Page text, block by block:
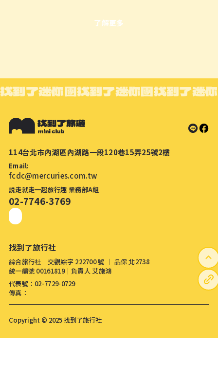
了解更多
找到了迷你團找到了迷你團找到了迷
114台北市內湖區內湖路一段120巷15弄25號2樓
Email:
fcdc@mercuries.com.tw
説走就走一起旅行趣 業務部A組
02-7746-3769
找到了旅行社
綜合旅行社 交觀綜字 222700 號 │ 品保 北2738
統一編號 00161819│負責人 艾施鴻
代表號：02-7729-0729
傳真：
Copyright © 2025 找到了旅行社